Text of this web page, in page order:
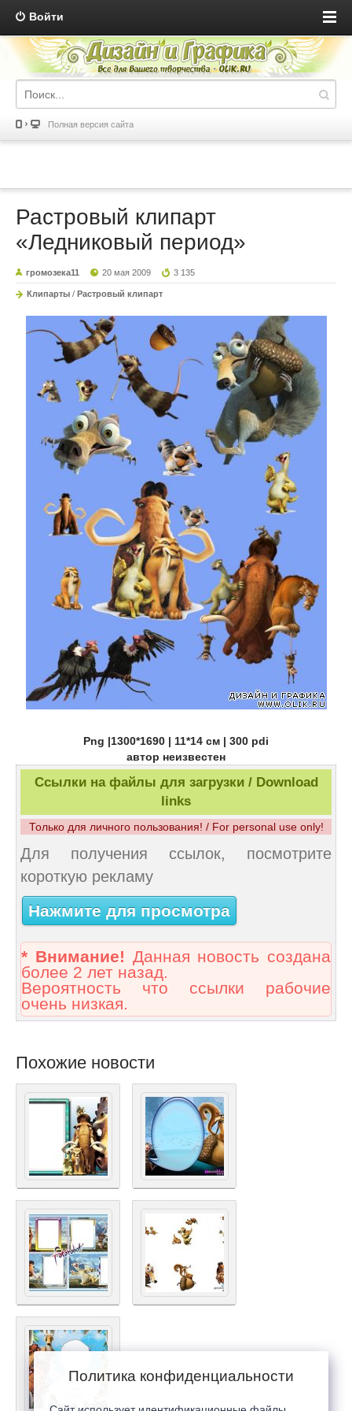
Войти
Полная версия сайта
Растровый клипарт
«Ледниковый период»
громозека11 20 мая 2009 3 135
Клипарты / Растровый клипарт
Png |1300*1690 | 11*14 cм | 300 pdi
автор неизвестен
Ссылки на файлы для загрузки / Download
links
Только для личного пользования! / For personal use only!
Для получения ссылок, посмотрите
короткую рекламу
Нажмите для просмотра
* Внимание! Данная новость создана
более 2 лет назад.
Вероятность что ссылки рабочие
очень низкая.
Похожие новости
Политика конфиденциальности